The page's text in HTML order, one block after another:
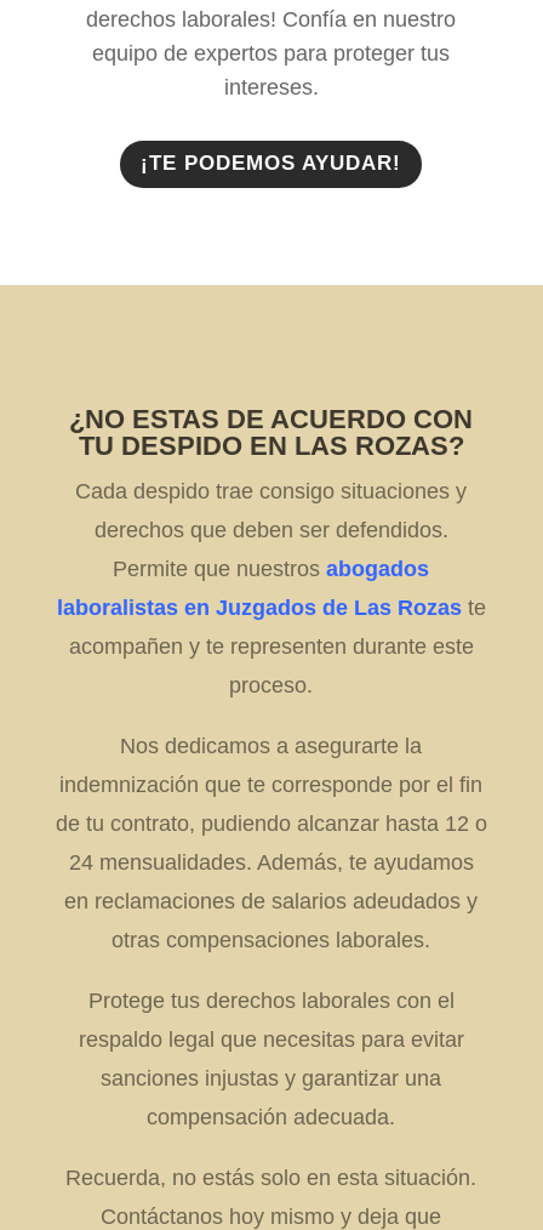
derechos laborales! Confía en nuestro
equipo de expertos para proteger tus
intereses.
¡TE PODEMOS AYUDAR!
¿NO ESTAS DE ACUERDO CON
TU DESPIDO EN LAS ROZAS?
Cada despido trae consigo situaciones y
derechos que deben ser defendidos.
Permite que nuestrosabogados
laboralistas en Juzgados de Las Rozaste
acompañen y te representen durante este
proceso.
Nos dedicamos a asegurarte la
indemnización que te corresponde por el fin
de tu contrato, pudiendo alcanzar hasta 12 o
24 mensualidades. Además, te ayudamos
en reclamaciones de salarios adeudados y
otras compensaciones laborales.
Protege tus derechos laborales con el
respaldo legal que necesitas para evitar
sanciones injustas y garantizar una
compensación adecuada.
Recuerda, no estás solo en esta situación.
Contáctanos hoy mismo y deja que